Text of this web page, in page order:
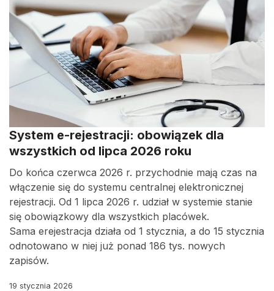
System e-rejestracji: obowiązek dla
wszystkich od lipca 2026 roku
Do końca czerwca 2026 r. przychodnie mają czas na
włączenie się do systemu centralnej elektronicznej
rejestracji. Od 1 lipca 2026 r. udział w systemie stanie
się obowiązkowy dla wszystkich placówek.
Sama erejestracja działa od 1 stycznia, a do 15 stycznia
odnotowano w niej już ponad 186 tys. nowych
zapisów.
19 stycznia 2026